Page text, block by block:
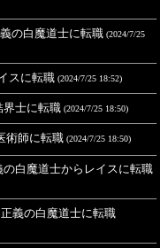
の白魔道士に転職 (2024/7/25
スに転職 (2024/7/25 18:52)
界士に転職 (2024/7/25 18:50)
術師に転職 (2024/7/25 18:50)
白魔道士からレイスに転職
義の白魔道士に転職